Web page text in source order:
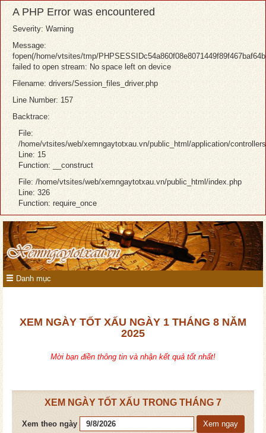
A PHP Error was encountered
Severity: Warning
Message:
fopen(/home/vtsites/tmp/
failed to open stream: No space left on device
Filename: drivers/Session_files_driver.php
Line Number: 157
Backtrace:
File:
/home/vtsites/web/xemngaytotxau.vn/public_html/application/
Line: 15
Function: __construct
File: /home/vtsites/web/xemngaytotxau.vn/public_html/index.php
Line: 326
Function: require_once
Danh mục
XEM NGÀY TỐT XẤU NGÀY 1 THÁNG 8 NĂM
2025
Mời bạn điền thông tin và nhận kết quả tốt nhất!
XEM NGÀY TỐT XẤU TRONG THÁNG 7
Xem theo ngày Xem ngay